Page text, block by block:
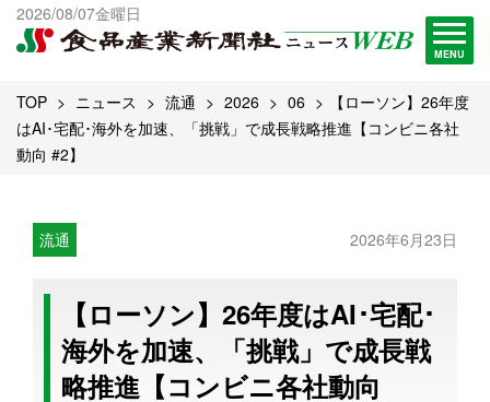
2026/08/07金曜日
MENU
出版物一覧へ
試読・購読申し込み
TOP ニュース 流通 2026 06
【ローソン】26年度
はAI･宅配･海外を加速、「挑戦」で成長戦略推進【コンビニ各社
動向 #2】
流通 2026年6月23日
【ローソン】26年度はAI･宅配･
海外を加速、「挑戦」で成長戦
略推進【コンビニ各社動向